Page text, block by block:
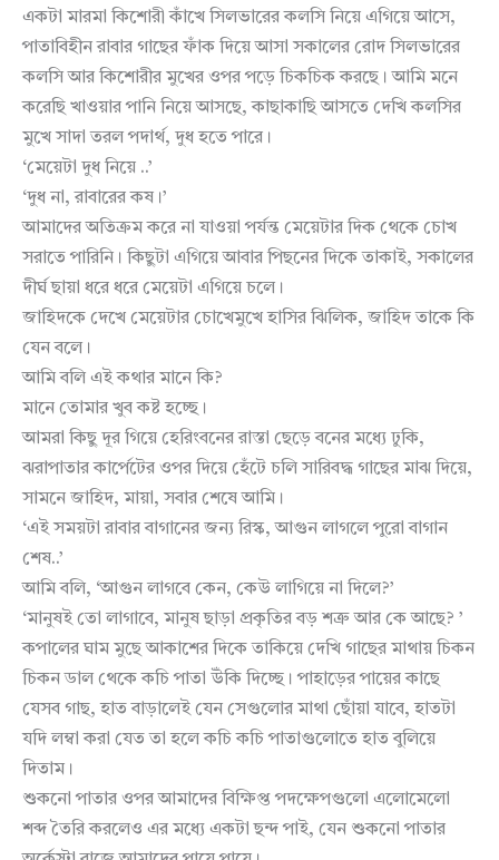
একটা মারমা কিশোরী কাঁখে সিলভারের কলসি নিয়ে এগিয়ে আসে,
পাতাবিহীন রাবার গাছের ফাঁক দিয়ে আসা সকালের রোদ সিলভারের
কলসি আর কিশোরীর মুখের ওপর পড়ে চিকচিক করছে। আমি মনে
করেছি খাওয়ার পানি নিয়ে আসছে, কাছাকাছি আসতে দেখি কলসির
মুখে সাদা তরল পদার্থ, দুধ হতে পারে।
‘মেয়েটা দুধ নিয়ে ..’
‘দুধ না, রাবারের কষ।’
আমাদের অতিক্রম করে না যাওয়া পর্যন্ত মেয়েটার দিক থেকে চোখ
সরাতে পারিনি। কিছুটা এগিয়ে আবার পিছনের দিকে তাকাই, সকালের
দীর্ঘ ছায়া ধরে ধরে মেয়েটা এগিয়ে চলে।
জাহিদকে দেখে মেয়েটার চোখেমুখে হাসির ঝিলিক, জাহিদ তাকে কি
যেন বলে।
আমি বলি এই কথার মানে কি?
মানে তোমার খুব কষ্ট হচ্ছে।
আমরা কিছু দূর গিয়ে হেরিংবনের রাস্তা ছেড়ে বনের মধ্যে ঢুকি,
ঝরাপাতার কার্পেটের ওপর দিয়ে হেঁটে চলি সারিবদ্ধ গাছের মাঝ দিয়ে,
সামনে জাহিদ, মায়া, সবার শেষে আমি।
‘এই সময়টা রাবার বাগানের জন্য রিস্ক, আগুন লাগলে পুরো বাগান
শেষ..’
আমি বলি, ‘আগুন লাগবে কেন, কেউ লাগিয়ে না দিলে?’
‘মানুষই তো লাগাবে, মানুষ ছাড়া প্রকৃতির বড় শত্রু আর কে আছে? ’
কপালের ঘাম মুছে আকাশের দিকে তাকিয়ে দেখি গাছের মাথায় চিকন
চিকন ডাল থেকে কচি পাতা উঁকি দিচ্ছে। পাহাড়ের পায়ের কাছে
যেসব গাছ, হাত বাড়ালেই যেন সেগুলোর মাথা ছোঁয়া যাবে, হাতটা
যদি লম্বা করা যেত তা হলে কচি কচি পাতাগুলোতে হাত বুলিয়ে
দিতাম।
শুকনো পাতার ওপর আমাদের বিক্ষিপ্ত পদক্ষেপগুলো এলোমেলো
শব্দ তৈরি করলেও এর মধ্যে একটা ছন্দ পাই, যেন শুকনো পাতার